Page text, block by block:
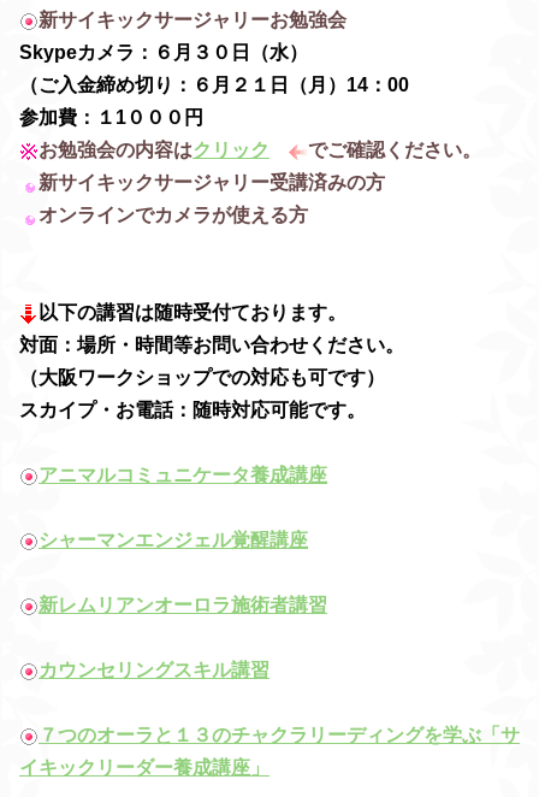
新サイキックサージャリーお勉強会
Skypeカメラ：６月３０日（水）
（ご入金締め切り：６月２１日（月）14：00
参加費：１1０００円
お勉強会の内容はクリック
でご確認ください。
新サイキックサージャリー受講済みの方
オンラインでカメラが使える方
以下の講習は随時受付ております。
対面：場所・時間等お問い合わせください。
（大阪ワークショップでの対応も可です）
スカイプ・お電話：随時対応可能です。
アニマルコミュニケータ養成講座
シャーマンエンジェル覚醒講座
新レムリアンオーロラ施術者講習
カウンセリングスキル講習
７つのオーラと１３のチャクラリーディングを学ぶ「サ
イキックリーダー養成講座」